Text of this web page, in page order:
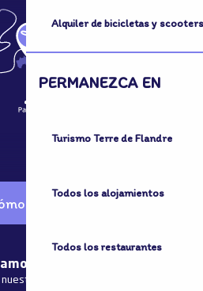
Alquiler de bicicletas y scooters
PERMANEZCA EN
Turismo Terre de Flandre
Todos los alojamientos
Todos los restaurantes
llegar?
el contacto
nuestras noticias